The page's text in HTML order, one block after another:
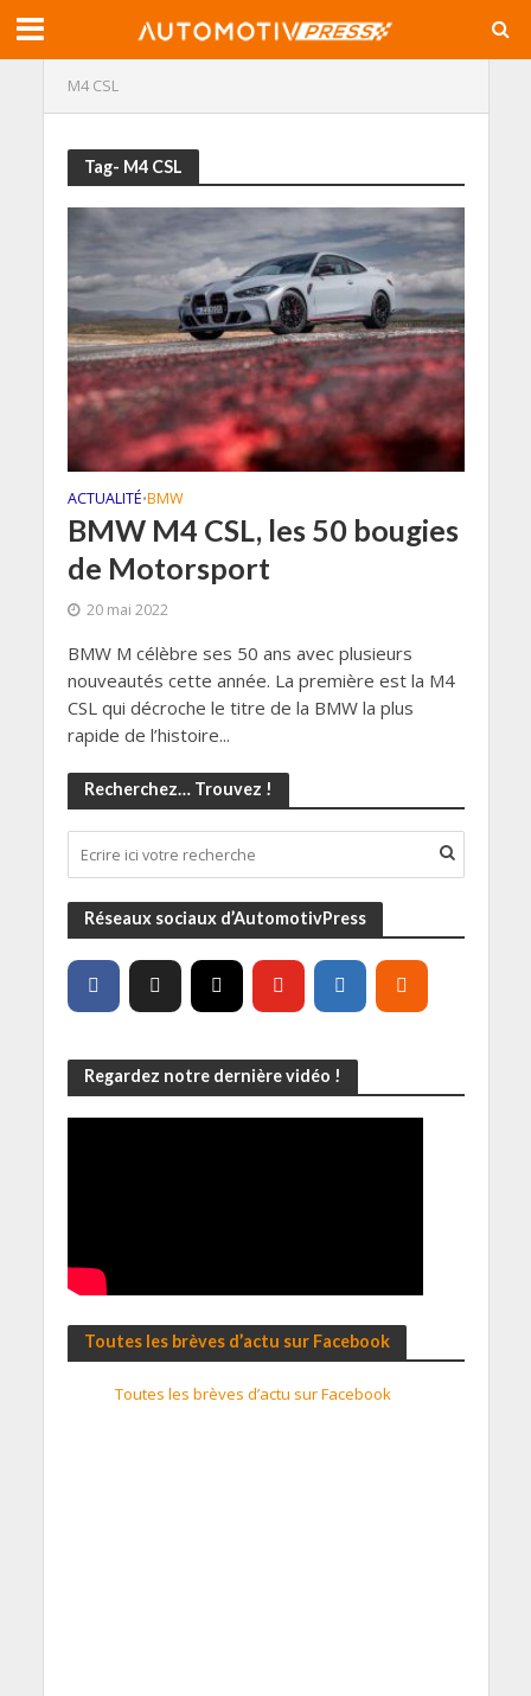
M4 CSL
Tag- M4 CSL
ACTUALITÉ•BMW
BMW M4 CSL, les 50 bougies
de Motorsport
20 mai 2022
BMW M célèbre ses 50 ans avec plusieurs
nouveautés cette année. La première est la M4
CSL qui décroche le titre de la BMW la plus
rapide de l’histoire...
Recherchez… Trouvez !
Réseaux sociaux d’AutomotivPress
Regardez notre dernière vidéo !
Toutes les brèves d’actu sur Facebook
Toutes les brèves d’actu sur Facebook